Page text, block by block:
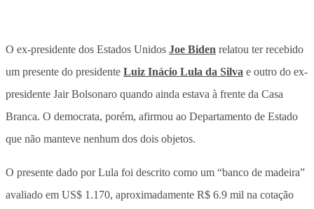
O ex-presidente dos Estados Unidos Joe Biden relatou ter recebido
um presente do presidente Luiz Inácio Lula da Silva e outro do ex-
presidente Jair Bolsonaro quando ainda estava à frente da Casa
Branca. O democrata, porém, afirmou ao Departamento de Estado
que não manteve nenhum dos dois objetos.
O presente dado por Lula foi descrito como um “banco de madeira”
avaliado em US$ 1.170, aproximadamente R$ 6.9 mil na cotação